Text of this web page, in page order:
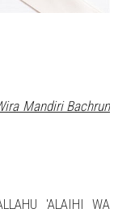
Mandiri Bachrun
'ALAIHI WA